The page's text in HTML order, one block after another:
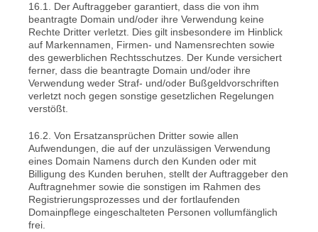
16.1. Der Auftraggeber garantiert, dass die von ihm
beantragte Domain und/oder ihre Verwendung keine
Rechte Dritter verletzt. Dies gilt insbesondere im Hinblick
auf Markennamen, Firmen- und Namensrechten sowie
des gewerblichen Rechtsschutzes. Der Kunde versichert
ferner, dass die beantragte Domain und/oder ihre
Verwendung weder Straf- und/oder Bußgeldvorschriften
verletzt noch gegen sonstige gesetzlichen Regelungen
verstößt.
16.2. Von Ersatzansprüchen Dritter sowie allen
Aufwendungen, die auf der unzulässigen Verwendung
eines Domain Namens durch den Kunden oder mit
Billigung des Kunden beruhen, stellt der Auftraggeber den
Auftragnehmer sowie die sonstigen im Rahmen des
Registrierungsprozesses und der fortlaufenden
Domainpflege eingeschalteten Personen vollumfänglich
frei.